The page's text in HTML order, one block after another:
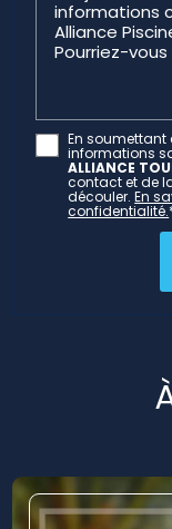
En soumettant
informations
ALLIANCE
contact et de
découler.En
confidentialité.